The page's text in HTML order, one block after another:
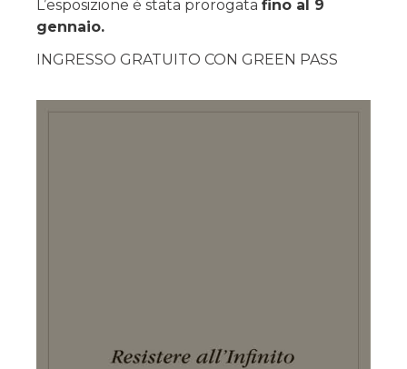
L’esposizione è stata prorogata fino al 9
gennaio.
INGRESSO GRATUITO CON GREEN PASS